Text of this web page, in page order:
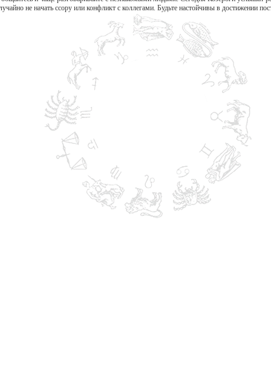
не начать ссору или конфликт с коллегами. Будьте настойчивы в достижении